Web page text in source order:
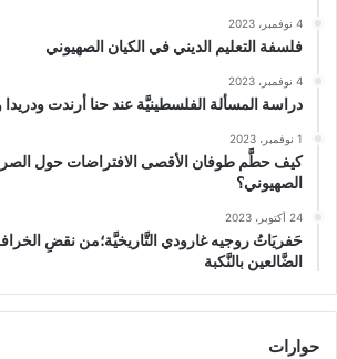
4 نوفمبر، 2023
فلسفة التعليم الديني في الكيان الصهيوني
4 نوفمبر، 2023
دراسة المسألة الفلسطينيَّة عند حنا أرندت ودريدا
1 نوفمبر، 2023
كيف حطَّم طوفان الأقصى الافتراضات حول
الصهيوني؟
24 أكتوبر، 2023
حَفريَاتُ روجيه غارودي التَّاريخيَّة؛من نقضِ الخرافةِ
الضَّالعين بالنَّكبة
حوارات